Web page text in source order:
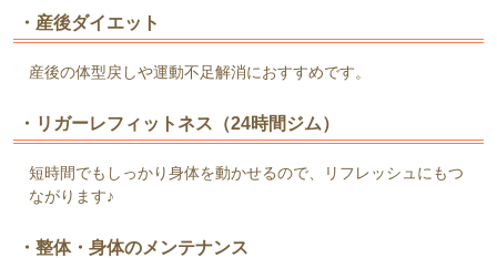
・産後ダイエット
産後の体型戻しや運動不足解消におすすめです。
・リガーレフィットネス（24時間ジム）
短時間でもしっかり身体を動かせるので、リフレッシュにもつ
ながります♪
・整体・身体のメンテナンス